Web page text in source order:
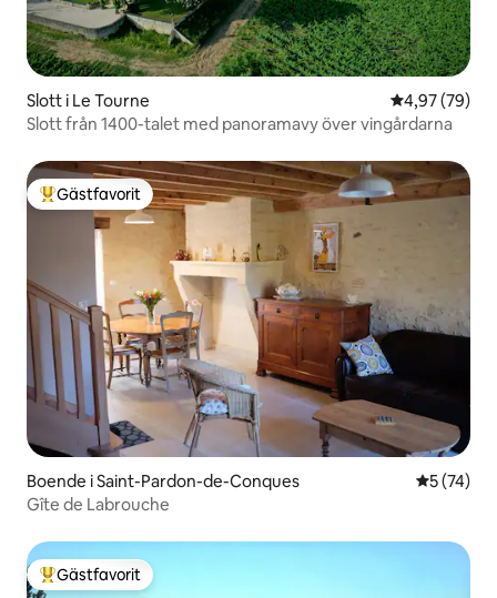
Slott i Le Tourne 4,97 av 5 i
4,97 (79)
Slott från 1400-talet med panoramavy över vingårdarna
Populär gästfavorit
Gästfavorit
Boende i Saint-Pardon-de-Conques 5 av 5 i
5 (74)
Gîte de Labrouche
Populär gästfavorit
Gästfavorit